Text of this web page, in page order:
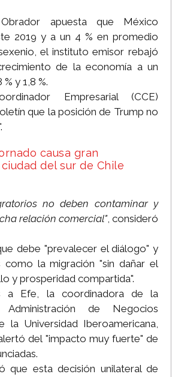
apuesta que México
2019 y a un 4 % en promedio
el instituto emisor rebajó
de la economía a un
y 1,8 %.
Empresarial (CCE)
que la posición de Trump no
causa gran
del sur de Chile
no deben contaminar y
relación comercial", consideró
debe "prevalecer el diálogo" y
como la migración "sin dañar el
y prosperidad compartida".
a Efe, la coordinadora de la
Administración de Negocios
la Universidad Iberoamericana,
del "impacto muy fuerte" de
que esta decisión unilateral de